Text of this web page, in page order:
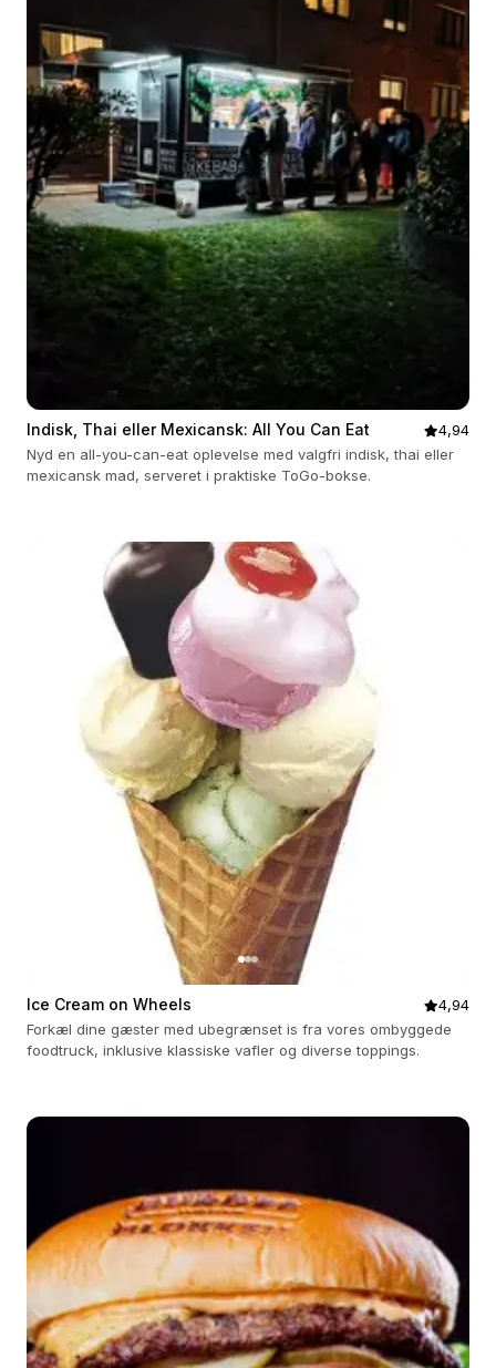
Indisk, Thai eller Mexicansk: All You Can Eat
4,94
Nyd en all-you-can-eat oplevelse med valgfri indisk, thai eller
mexicansk mad, serveret i praktiske ToGo-bokse.
Ice Cream on Wheels
4,94
Forkæl dine gæster med ubegrænset is fra vores ombyggede
foodtruck, inklusive klassiske vafler og diverse toppings.